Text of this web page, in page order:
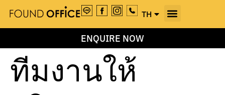
TH
EN
ENQUIRE NOW
ทีมงานให้